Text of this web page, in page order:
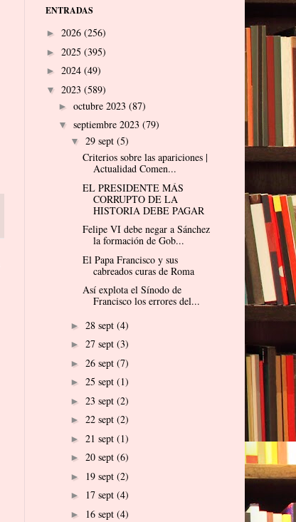
ENTRADAS
► 2026 (256)
► 2025 (395)
► 2024 (49)
▼ 2023 (589)
► octubre 2023 (87)
▼ septiembre 2023 (79)
▼ 29 sept (5)
Criterios sobre las apariciones |
Actualidad Comen...
EL PRESIDENTE MÁS
CORRUPTO DE LA
HISTORIA DEBE PAGAR
Felipe VI debe negar a Sánchez
la formación de Gob...
El Papa Francisco y sus
cabreados curas de Roma
Así explota el Sínodo de
Francisco los errores del...
► 28 sept (4)
► 27 sept (3)
► 26 sept (7)
► 25 sept (1)
► 23 sept (2)
► 22 sept (2)
► 21 sept (1)
► 20 sept (6)
► 19 sept (2)
► 17 sept (4)
► 16 sept (4)